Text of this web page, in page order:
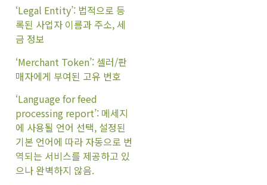
‘Legal Entity’: 법적으로 등
록된 사업자 이름과 주소, 세
금 정보
‘Merchant Token’: 셀러/판
매자에게 부여된 고유 번호
‘Language for feed
processing report’: 메세지
에 사용될 언어 선택, 설정된
기본 언어에 따라 자동으로 번
역되는 서비스를 제공하고 있
으나 완벽하지 않음.